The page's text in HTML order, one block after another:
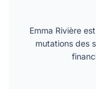
Emma Rivière
mutations des